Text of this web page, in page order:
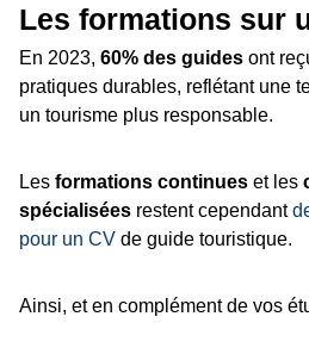
Les formations sur
En 2023, 60% des guides ont
pratiques durables, reflétant une
un tourisme plus responsable.
Les formations continues et les
spécialisées restent cependant
pour un CV de guide touristique.
Ainsi, et en complément de vos